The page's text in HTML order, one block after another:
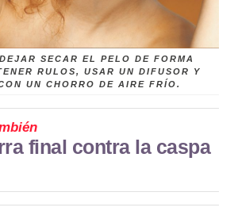
SECAR EL PELO DE FORMA
RULOS, USAR UN DIFUSOR Y
UN CHORRO DE AIRE FRÍO.
final contra la caspa